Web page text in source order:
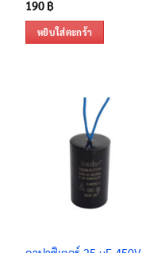
190 ฿
หยิบใส่ตะกร้า